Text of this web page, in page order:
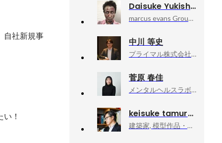
自社新規事
！
Daisuke Yukishita
marcus evans Group, General manager 日本支社代表
中川 等史
プライマル株式会社, 執行役員 Chief Sales Officer
菅原 春佳
メンタルヘルスラボ株式会社, マーケティング事業部
keisuke tamura
建築家, 模型作品・執筆活動